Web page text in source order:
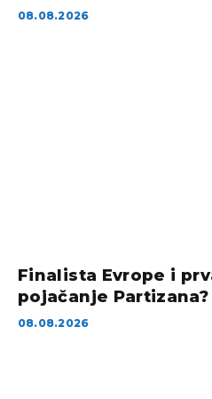
08.08.2026
Finalista Evrope i
pojačanje Partizana?
08.08.2026